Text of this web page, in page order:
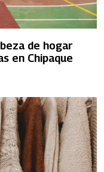
de hogar
en Chipaque